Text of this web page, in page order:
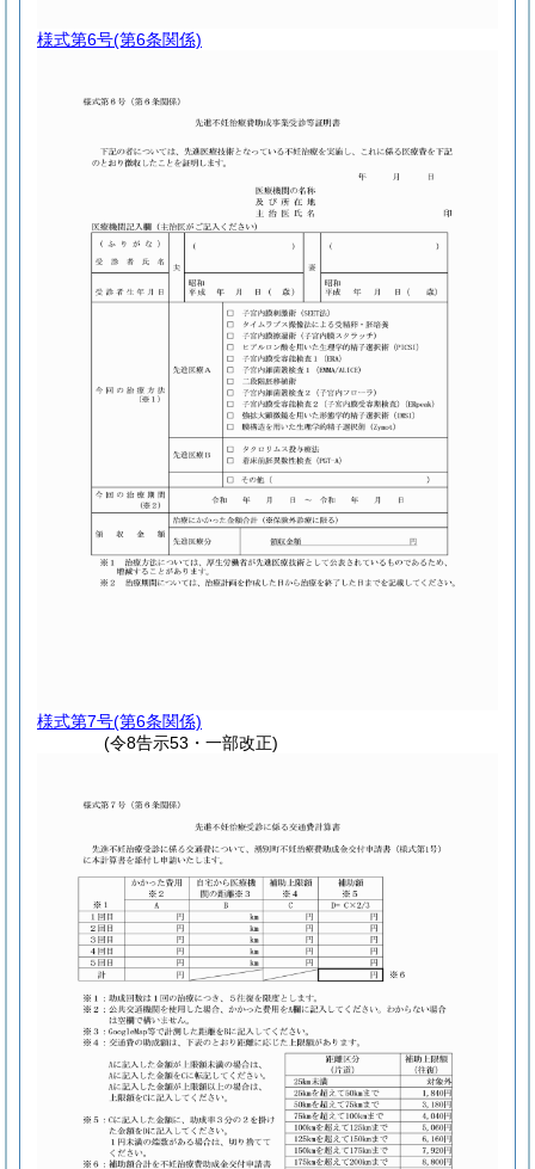
様式第6号(第6条関係)
様式第7号(第6条関係)
(令8告示53・一部改正)